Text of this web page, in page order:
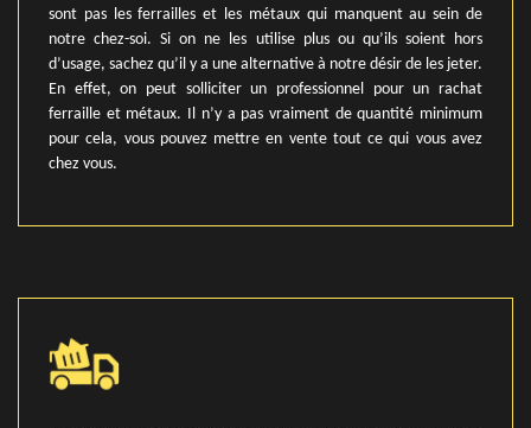
sont pas les ferrailles et les métaux qui manquent au sein de
notre chez-soi. Si on ne les utilise plus ou qu’ils soient hors
d’usage, sachez qu’il y a une alternative à notre désir de les jeter.
En effet, on peut solliciter un professionnel pour un rachat
ferraille et métaux. Il n’y a pas vraiment de quantité minimum
pour cela, vous pouvez mettre en vente tout ce qui vous avez
chez vous.